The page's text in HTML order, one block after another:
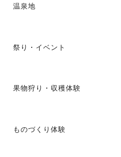
温泉地
祭り・イベント
果物狩り・収穫体験
ものづくり体験